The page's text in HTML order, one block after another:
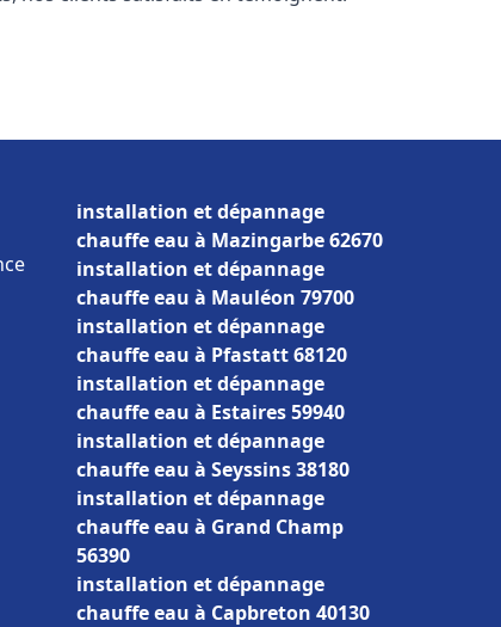
installation et dépannage
chauffe eau à Mazingarbe 62670
installation et dépannage
chauffe eau à Mauléon 79700
installation et dépannage
chauffe eau à Pfastatt 68120
installation et dépannage
chauffe eau à Estaires 59940
installation et dépannage
chauffe eau à Seyssins 38180
installation et dépannage
chauffe eau à Grand Champ
56390
installation et dépannage
chauffe eau à Capbreton 40130